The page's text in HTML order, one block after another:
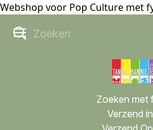
Webshop voor Pop Culture met
Zoeken met
Verzend